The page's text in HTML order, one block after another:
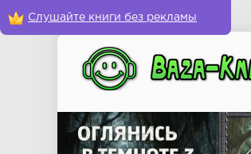
Слушайте книги без рекламы